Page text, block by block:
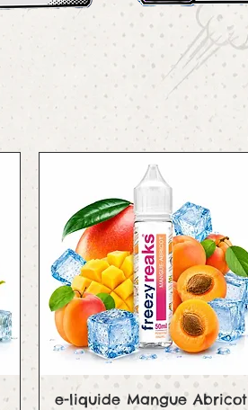
Aperçu rapide
e-liquide Mangue Abricot